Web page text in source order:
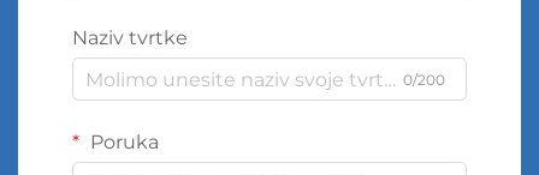
Naziv tvrtke
0/200
Poruka